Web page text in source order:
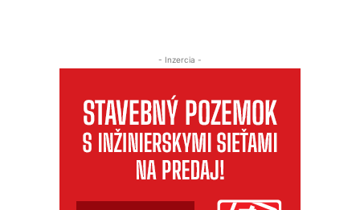
- Inzercia -